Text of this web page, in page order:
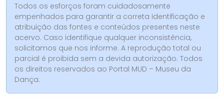
Todos os esforços foram cuidadosamente
empenhados para garantir a correta identificação e
atribuição das fontes e conteúdos presentes neste
acervo. Caso identifique qualquer inconsistência,
solicitamos que nos informe. A reprodução total ou
parcial é proibida sem a devida autorização. Todos
os direitos reservados ao Portal MUD – Museu da
Dança.